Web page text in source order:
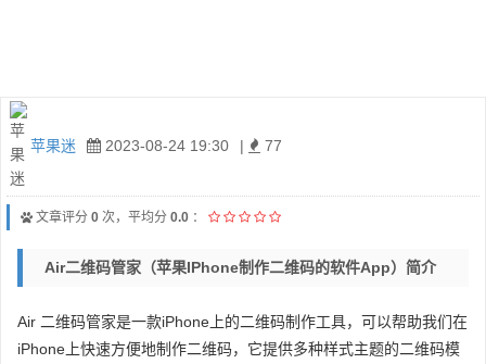
苹果迷 2023-08-24 19:30 | 77
文章评分 0 次，平均分 0.0 ：
Air二维码管家（苹果iPhone制作二维码的软件app）简介
Air 二维码管家是一款iPhone上的二维码制作工具，可以帮助我们在
iPhone上快速方便地制作二维码，它提供多种样式主题的二维码模